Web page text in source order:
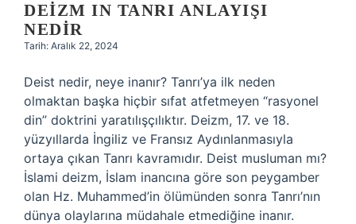
DEIZM IN TANRI ANLAYIŞI
NEDIR
Tarih: Aralık 22, 2024
Deist nedir, neye inanır? Tanrı’ya ilk neden
olmaktan başka hiçbir sıfat atfetmeyen “rasyonel
din” doktrini yaratılışçılıktır. Deizm, 17. ve 18.
yüzyıllarda İngiliz ve Fransız Aydınlanmasıyla
ortaya çıkan Tanrı kavramıdır. Deist musluman mı?
İslami deizm, İslam inancına göre son peygamber
olan Hz. Muhammed’in ölümünden sonra Tanrı’nın
dünya olaylarına müdahale etmediğine inanır.